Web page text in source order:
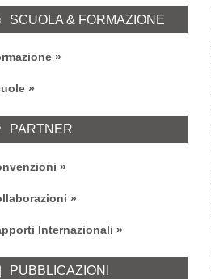
SCUOLA & FORMAZIONE
PARTNER
Internazionali
PUBBLICAZIONI